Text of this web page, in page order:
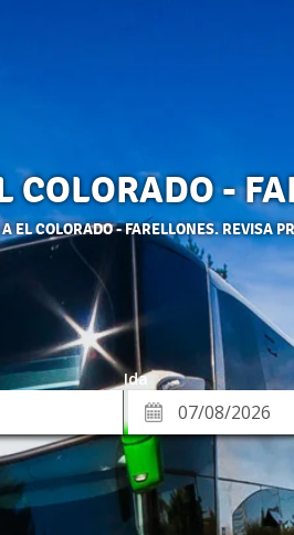
COLORADO -
EL COLORADO - FARELLONES. REVISA
Ida
Fecha
de
Ida